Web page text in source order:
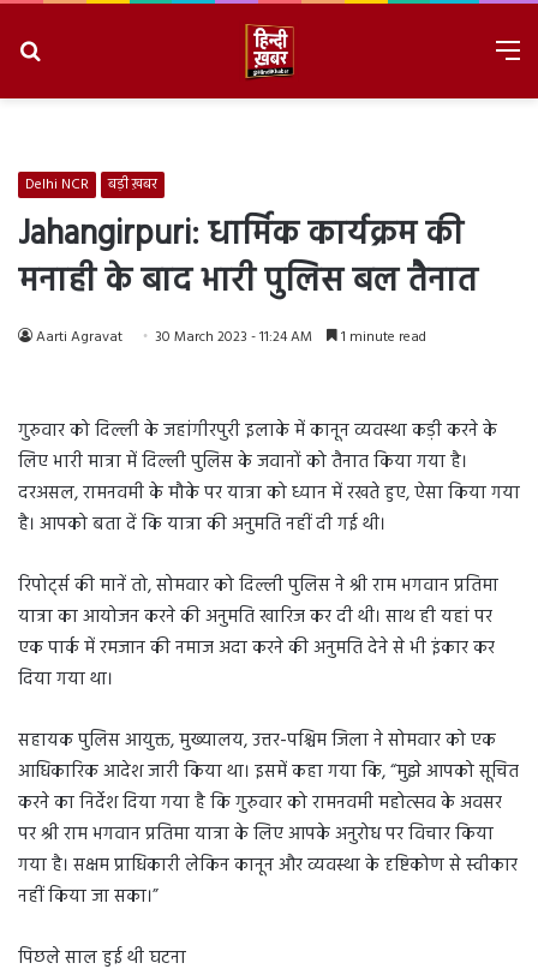
Delhi NCR बड़ी ख़बर
Jahangirpuri: धार्मिक कार्यक्रम की
मनाही के बाद भारी पुलिस बल तैनात
Aarti Agravat 30 March 2023 - 11:24 AM 1 minute read
गुरुवार को दिल्ली के जहांगीरपुरी इलाके में कानून व्यवस्था कड़ी करने के
लिए भारी मात्रा में दिल्ली पुलिस के जवानों को तैनात किया गया है।
दरअसल, रामनवमी के मौके पर यात्रा को ध्यान में रखते हुए, ऐसा किया गया
है। आपको बता दें कि यात्रा की अनुमति नहीं दी गई थी।
रिपोर्ट्स की मानें तो, सोमवार को दिल्ली पुलिस ने श्री राम भगवान प्रतिमा
यात्रा का आयोजन करने की अनुमति खारिज कर दी थी। साथ ही यहां पर
एक पार्क में रमजान की नमाज अदा करने की अनुमति देने से भी इंकार कर
दिया गया था।
सहायक पुलिस आयुक्त, मुख्यालय, उत्तर-पश्चिम जिला ने सोमवार को एक
आधिकारिक आदेश जारी किया था। इसमें कहा गया कि, “मुझे आपको सूचित
करने का निर्देश दिया गया है कि गुरुवार को रामनवमी महोत्सव के अवसर
पर श्री राम भगवान प्रतिमा यात्रा के लिए आपके अनुरोध पर विचार किया
गया है। सक्षम प्राधिकारी लेकिन कानून और व्यवस्था के दृष्टिकोण से स्वीकार
नहीं किया जा सका।”
पिछले साल हुई थी घटना